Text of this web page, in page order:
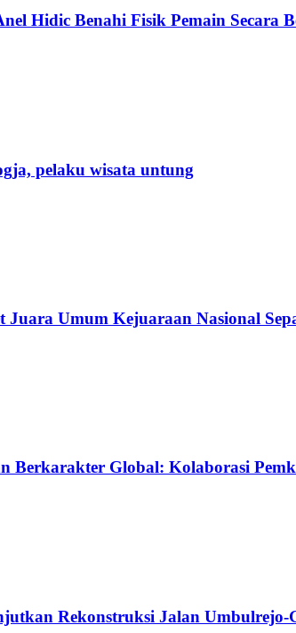
Hidic Benahi Fisik Pemain
pelaku wisata untung
Juara Umum Kejuaraan Nasional
Berkarakter Global: Kolaborasi
Rekonstruksi Jalan Umbulrejo-